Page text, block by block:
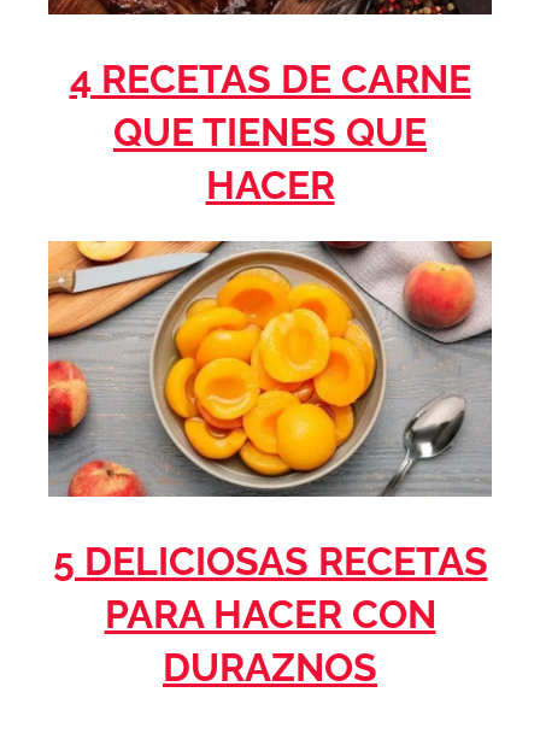
4 RECETAS DE CARNE
QUE TIENES QUE
HACER
5 DELICIOSAS RECETAS
PARA HACER CON
DURAZNOS